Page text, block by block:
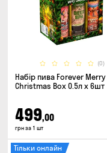
(0)
Набір пива Forever Merry
Christmas Box 0.5л x 6шт
499,00
грн за 1 шт
Тільки онлайн